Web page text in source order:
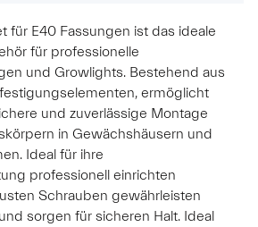
für E40 Fassungen ist das ideale
für professionelle
und Growlights. Bestehend aus
ermöglicht
und zuverlässige Montage
in Gewächshäusern und
Ideal für ihre
professionell einrichten
Schrauben gewährleisten
sorgen für sicheren Halt. Ideal